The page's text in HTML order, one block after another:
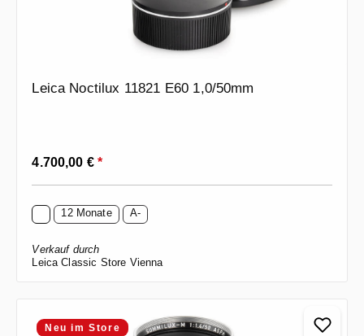
Leica Noctilux 11821 E60 1,0/50mm
Regulärer Preis:
4.700,00 €*
12 Monate A-
Verkauf durch
Leica Classic Store Vienna
Neu im Store